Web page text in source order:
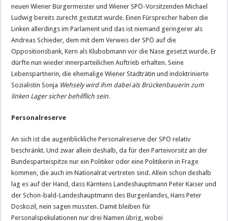
neuen Wiener Bürgermeister und Wiener SPÖ-Vorsitzenden Michael
Ludwig bereits zurecht gestutzt wurde. Einen Fürsprecher haben die
Linken allerdings im Parlament und das ist niemand geringerer als
Andreas Schieder, dem mit dem Verweis der SPÖ auf die
Oppositionsbank, Kern als Klubobmann vor die Nase gesetzt wurde. Er
dürfte nun wieder innerparteilichen Auftrieb erhalten. Seine
Lebenspartnerin, die ehemalige Wiener Stadträtin und indoktrinierte
Sozialistin Sonja Wehsely wird ihm dabei als Brückenbauerin zum
linken Lager sicher behilflich sein.
Personalreserve
An sich ist die augenblickliche Personalreserve der SPÖ relativ
beschränkt. Und zwar allein deshalb, da für den Parteivorsitz an der
Bundesparteispitze nur ein Politiker oder eine Politikerin in Frage
kommen, die auch im Nationalrat vertreten sind. Allein schon deshalb
lag es auf der Hand, dass Kärntens Landeshauptmann Peter Kaiser und
der Schon-bald-Landeshauptmann des Burgenlandes, Hans Peter
Doskozil, nein sagen mussten. Damit bleiben für
Personalspekulationen nur drei Namen übrig, wobei